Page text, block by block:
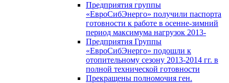
Предприятия группы
«ЕвроСибЭнерго» получили паспорта
готовности к работе в осенне-зимний
период максимума нагрузок 2013-
Предприятия Группы
«ЕвроСибЭнерго» подошли к
отопительному сезону 2013-2014 гг. в
полной технической готовности
Прекращены полномочия ген.